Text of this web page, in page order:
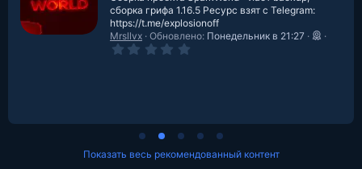
сборка грифа 1.16.5 Ресурс взят с Telegram:
https://t.me/explosionoff
Mrsllvx Обновлено: Понедельник в 21:27
з
д
Показать весь рекомендованный контент